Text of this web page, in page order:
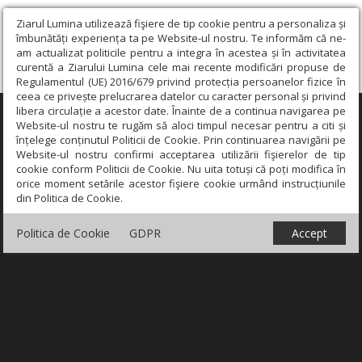
Ziarul Lumina utilizează fişiere de tip cookie pentru a personaliza și
îmbunătăți experiența ta pe Website-ul nostru. Te informăm că ne-
am actualizat politicile pentru a integra în acestea și în activitatea
curentă a Ziarului Lumina cele mai recente modificări propuse de
Regulamentul (UE) 2016/679 privind protecția persoanelor fizice în
ceea ce privește prelucrarea datelor cu caracter personal și privind
libera circulație a acestor date. Înainte de a continua navigarea pe
Website-ul nostru te rugăm să aloci timpul necesar pentru a citi și
înțelege conținutul Politicii de Cookie. Prin continuarea navigării pe
Website-ul nostru confirmi acceptarea utilizării fişierelor de tip
cookie conform Politicii de Cookie. Nu uita totuși că poți modifica în
orice moment setările acestor fişiere cookie urmând instrucțiunile
din Politica de Cookie.
Politica de Cookie GDPR Accept
×